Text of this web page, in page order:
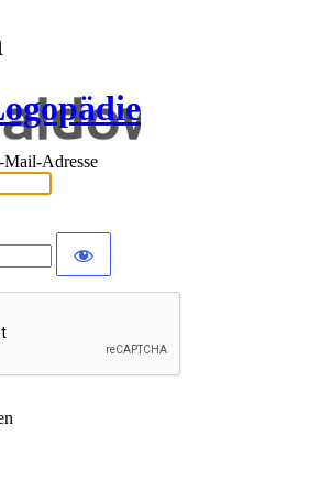
Mail-Adresse